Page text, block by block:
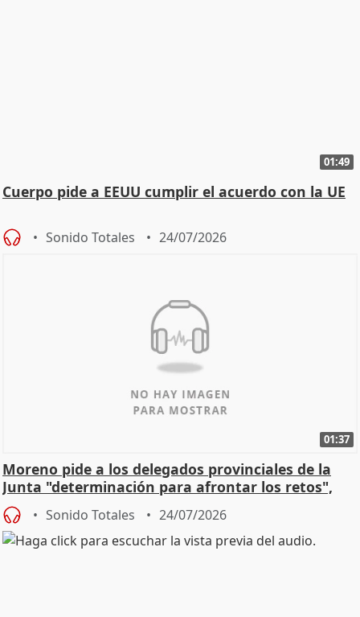
01:49
Cuerpo pide a EEUU cumplir el acuerdo con la UE
Sonido Totales 24/07/2026
01:37
Moreno pide a los delegados provinciales de la
Junta "determinación para afrontar los retos",
diálog
Sonido Totales 24/07/2026